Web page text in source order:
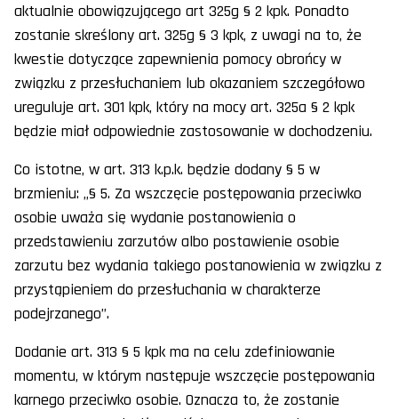
aktualnie obowiązującego art 325g § 2 kpk. Ponadto
zostanie skreślony art. 325g § 3 kpk, z uwagi na to, że
kwestie dotyczące zapewnienia pomocy obrońcy w
związku z przesłuchaniem lub okazaniem szczegółowo
ureguluje art. 301 kpk, który na mocy art. 325a § 2 kpk
będzie miał odpowiednie zastosowanie w dochodzeniu.
Co istotne, w art. 313 k.p.k. będzie dodany § 5 w
brzmieniu: „§ 5. Za wszczęcie postępowania przeciwko
osobie uważa się wydanie postanowienia o
przedstawieniu zarzutów albo postawienie osobie
zarzutu bez wydania takiego postanowienia w związku z
przystąpieniem do przesłuchania w charakterze
podejrzanego”.
Dodanie art. 313 § 5 kpk ma na celu zdefiniowanie
momentu, w którym następuje wszczęcie postępowania
karnego przeciwko osobie. Oznacza to, że zostanie